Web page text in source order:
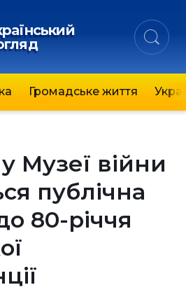
Громадське життя
Музеї війни
публічна
80-річчя